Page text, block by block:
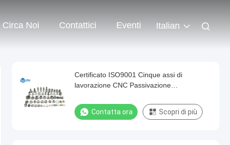
Circa Noi Contattici Eventi Italian
Certificato ISO9001 Cinque assi di
lavorazione CNC Passivazione
Contatta ora Scopri di più